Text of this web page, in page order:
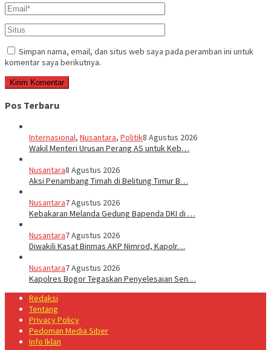
Simpan nama, email, dan situs web saya pada peramban ini untuk
komentar saya berikutnya.
Pos Terbaru
Internasional, Nusantara, Politik8 Agustus 2026
Wakil Menteri Urusan Perang AS untuk Keb…
Nusantara8 Agustus 2026
Aksi Penambang Timah di Belitung Timur B…
Nusantara7 Agustus 2026
Kebakaran Melanda Gedung Bapenda DKI di …
Nusantara7 Agustus 2026
Diwakili Kasat Binmas AKP Nimrod, Kapolr…
Nusantara7 Agustus 2026
Kapolres Bogor Tegaskan Penyelesaian Sen…
Redaksi
Tentang
Privacy Policy
Pedoman Media Siber
Info Iklan